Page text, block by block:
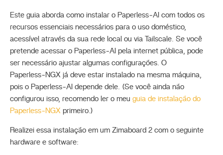
Este guia aborda como instalar o Paperless‑AI com todos os
recursos essenciais necessários para o uso doméstico,
acessível através da sua rede local ou via Tailscale. Se você
pretende acessar o Paperless‑AI pela internet pública, pode
ser necessário ajustar algumas configurações. O
Paperless‑NGX já deve estar instalado na mesma máquina,
pois o Paperless‑AI depende dele. (Se você ainda não
configurou isso, recomendo ler o meu guia de instalação do
Paperless‑NGX primeiro.)
Realizei essa instalação em um Zimaboard 2 com o seguinte
hardware e software: